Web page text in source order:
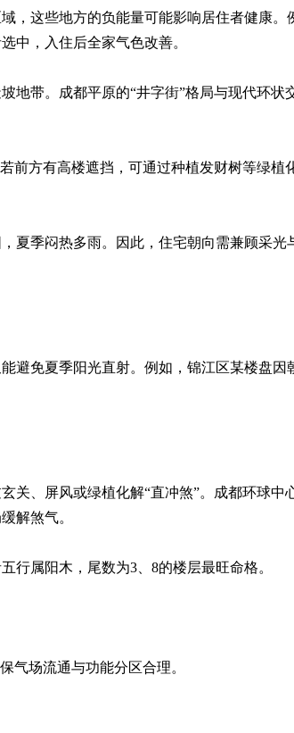
，这些地方的负能量可能影响居住者健康。
中，入住后全家气色改善。
地带。成都平原的“井字街”格局与现代环状
前方有高楼遮挡，可通过种植发财树等绿植
夏季闷热多雨。因此，住宅朝向需兼顾采光
避免夏季阳光直射。例如，锦江区某楼盘因
关、屏风或绿植化解“直冲煞”。成都环球中
解煞气。
行属阳木，尾数为3、8的楼层最旺命格。
气场流通与功能分区合理。